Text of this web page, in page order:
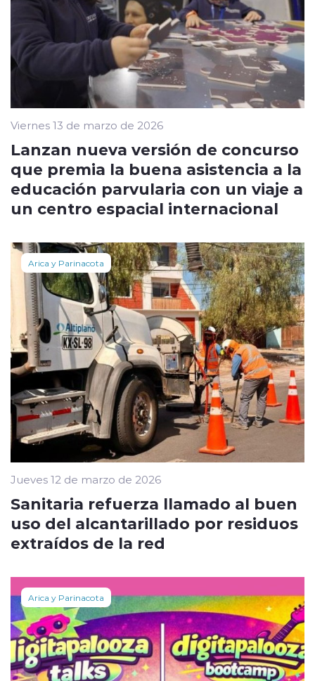
Viernes 13 de marzo de 2026
Lanzan nueva versión de concurso
que premia la buena asistencia a la
educación parvularia con un viaje a
un centro espacial internacional
Arica y Parinacota
Jueves 12 de marzo de 2026
Sanitaria refuerza llamado al buen
uso del alcantarillado por residuos
extraídos de la red
Arica y Parinacota